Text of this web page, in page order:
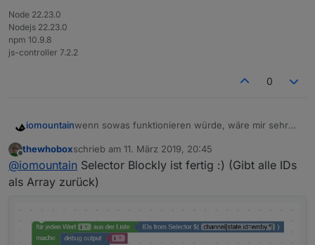
Node 22.23.0
Nodejs 22.23.0
npm 10.9.8
js-controller 7.2.2
0
iomountainwenn sowas funktionieren würde, wäre mir sehr
Eine Liste von ID's aus dem Objektbaum mit
Offline
thewhoboxschrieb am 11. März 2019, 20:45
zuletzt editiert von
@iomountain Selector Blockly ist fertig :) (Gibt alle IDs
als Array zurück)